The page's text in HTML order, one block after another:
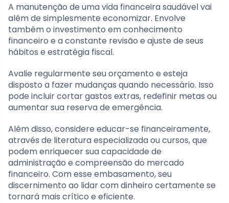
A manutenção de uma vida financeira saudável vai
além de simplesmente economizar. Envolve
também o investimento em conhecimento
financeiro e a constante revisão e ajuste de seus
hábitos e estratégia fiscal.
Avalie regularmente seu orçamento e esteja
disposto a fazer mudanças quando necessário. Isso
pode incluir cortar gastos extras, redefinir metas ou
aumentar sua reserva de emergência.
Além disso, considere educar-se financeiramente,
através de literatura especializada ou cursos, que
podem enriquecer sua capacidade de
administração e compreensão do mercado
financeiro. Com esse embasamento, seu
discernimento ao lidar com dinheiro certamente se
tornará mais crítico e eficiente.